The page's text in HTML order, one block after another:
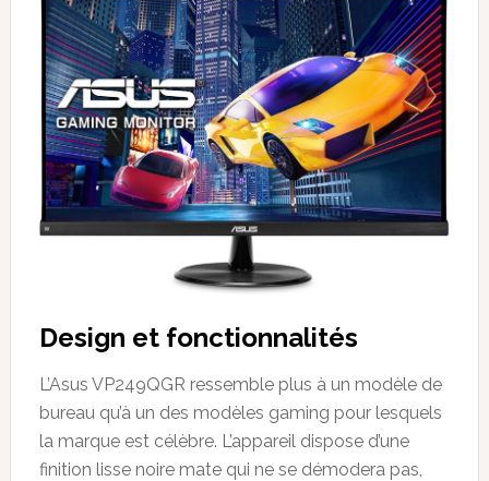
Design et fonctionnalités
L’Asus VP249QGR ressemble plus à un modèle de
bureau qu’à un des modèles gaming pour lesquels
la marque est célèbre. L’appareil dispose d’une
finition lisse noire mate qui ne se démodera pas,